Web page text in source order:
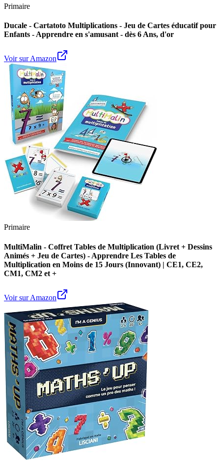
Primaire
Ducale - Cartatoto Multiplications - Jeu de Cartes éducatif pour
Enfants - Apprendre en s'amusant - dès 6 Ans, d'or
Voir sur Amazon
Primaire
MultiMalin - Coffret Tables de Multiplication (Livret + Dessins
Animés + Jeu de Cartes) - Apprendre Les Tables de
Multiplication en Moins de 15 Jours (Innovant) | CE1, CE2,
CM1, CM2 et +
Voir sur Amazon